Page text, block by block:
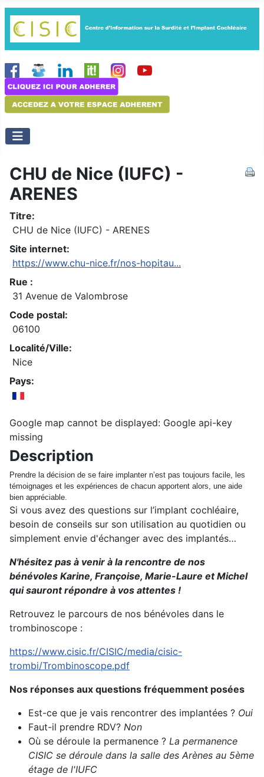
CHU de Nice (IUFC) -
ARENES
Titre:
CHU de Nice (IUFC) - ARENES
Site internet:
https://www.chu-nice.fr/nos-hopitau...
Rue :
31 Avenue de Valombrose
Code postal:
06100
Localité/Ville:
Nice
Pays:
Google map cannot be displayed: Google api-key
missing
Description
Prendre la décision de se faire implanter n’est pas toujours facile, les
témoignages et les expériences de chacun apportent alors, une aide
bien appréciable.
Si vous avez des questions sur l’implant cochléaire,
besoin de conseils sur son utilisation au quotidien ou
simplement envie d'échanger avec des implantés…
N'hésitez pas à venir à la rencontre de nos
bénévoles Karine, Françoise, Marie-Laure et Michel
qui sauront répondre à vos attentes !
Retrouvez le parcours de nos bénévoles dans le
trombinoscope :
https://www.cisic.fr/CISIC/media/cisic-
trombi/Trombinoscope.pdf
Nos réponses aux questions fréquemment posées
Est-ce que je vais rencontrer des implantées ? Oui
Faut-il prendre RDV? Non
Où se déroule la permanence ? La permanence
CISIC se déroule dans la salle des Arènes au 5ème
étage de l'IUFC